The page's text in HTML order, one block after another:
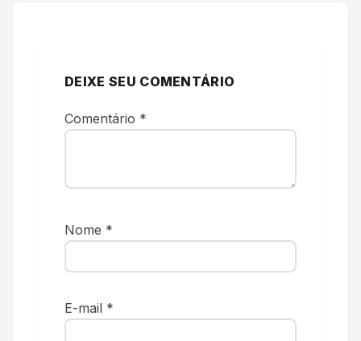
DEIXE SEU COMENTÁRIO
Comentário *
Nome *
E-mail *